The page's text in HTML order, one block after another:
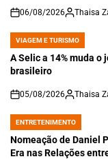
on
06/08/2026 Thaisa
POSTED
IN
VIAGEM E TURISMO
A Selic a 14% muda
brasileiro
on
05/08/2026 Thaisa
POSTED
IN
ENTRETENIMENTO
Nomeação de Daniel
Era nas Relações